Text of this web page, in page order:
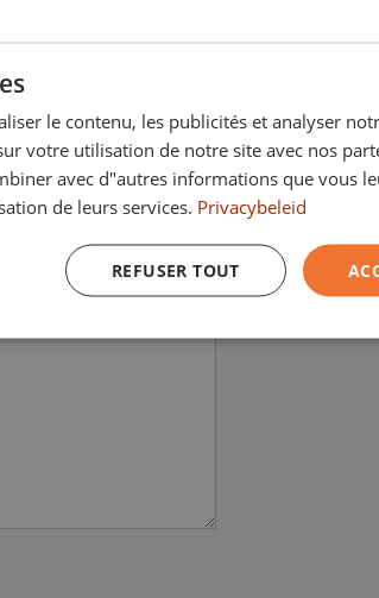
le contenu, les publicités et analyser
votre utilisation de notre site avec nos
avec d"autres informations que vous
de leurs services. Privacybeleid
REFUSER TOUT